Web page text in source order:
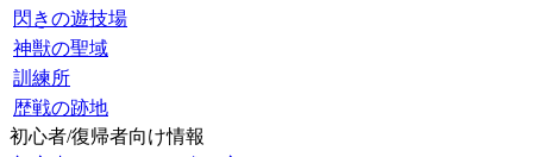
閃きの遊技場
神獣の聖域
訓練所
歴戦の跡地
初心者/復帰者向け情報